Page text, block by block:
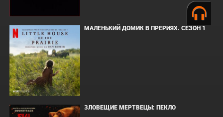
МАЛЕНЬКИЙ ДОМИК В ПРЕРИЯХ. СЕЗОН 1
ЗЛОВЕЩИЕ МЕРТВЕЦЫ: ПЕКЛО